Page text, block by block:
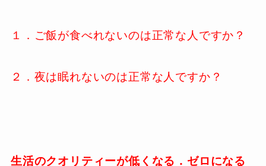
１．ご飯が食べれないのは正常な人ですか？
２．夜は眠れないのは正常な人ですか？
生活のクオリティーが低くなる．ゼロになる